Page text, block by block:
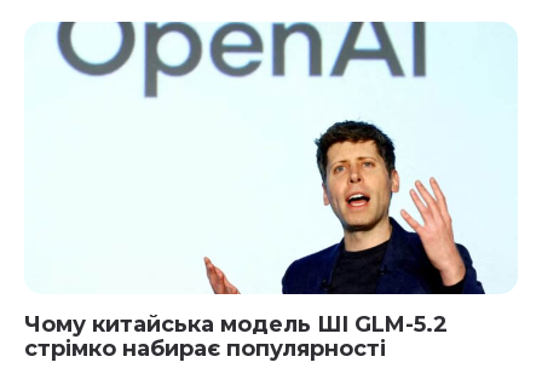
Чому китайська модель ШІ GLM-5.2
стрімко набирає популярності